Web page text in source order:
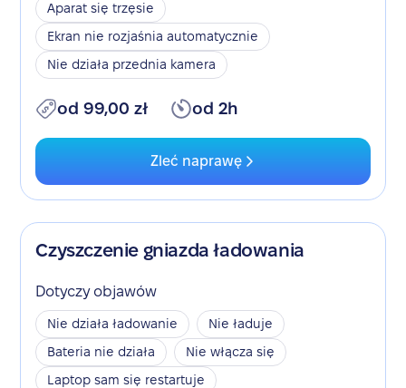
Aparat się trzęsie
Ekran nie rozjaśnia automatycznie
Nie działa przednia kamera
od 99,00 zł od 2h
Zleć naprawę
Czyszczenie gniazda ładowania
Dotyczy objawów
Nie działa ładowanie
Nie ładuje
Bateria nie działa
Nie włącza się
Laptop sam się restartuje